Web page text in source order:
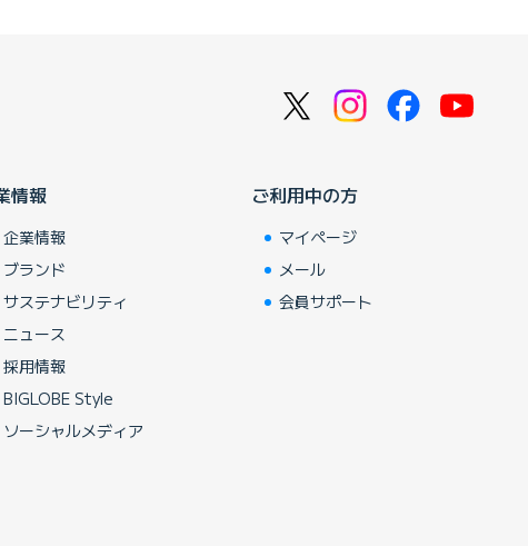
情報
企業情報
ブランド
サステナビリティ
ニュース
採用情報
BIGLOBE Style
ソーシャルメディア
ご利用中の方
マイページ
メール
会員サポート